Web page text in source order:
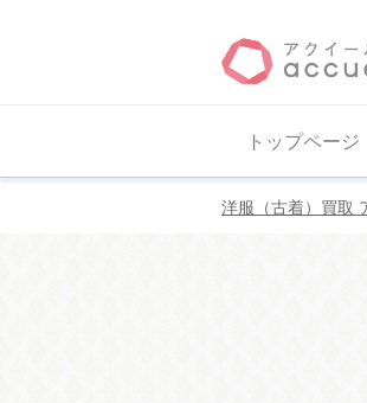
トップページ
洋服（古着）買取